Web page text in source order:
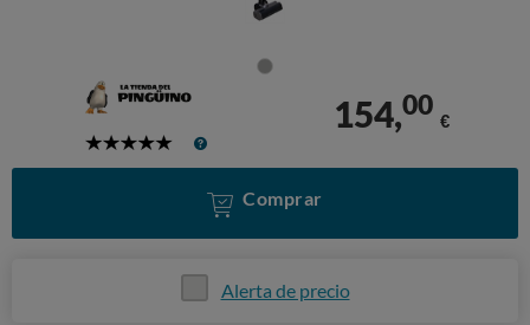
5
154,00
€
Comprar
Alerta de precio